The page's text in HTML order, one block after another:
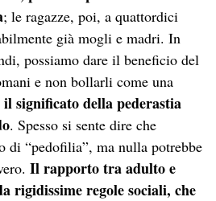
; le ragazze, poi, a quattordici
già mogli e madri. In
possiamo dare il beneficio del
e non bollarli come una
il significato della pederastia
. Spesso si sente dire che
di “pedofilia”, ma nulla potrebbe
Il rapporto tra adulto e
rigidissime regole sociali, che